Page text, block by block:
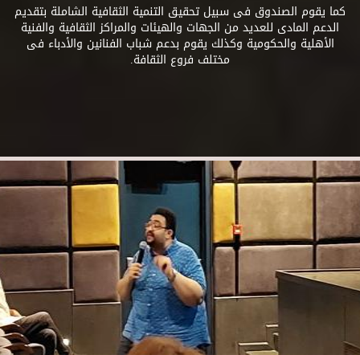
كما يقوم الصندوق فى سبيل تحقيق التنمية الثقافية الشاملة بتقديم
الدعم المادى للعديد من الجهات والهيئات والمراكز الثقافية والفنية
الأهلية والحكومية وكذلك يقوم بدعم شباب الفنانين والأدباء فى
مختلف فروع الثقافة.